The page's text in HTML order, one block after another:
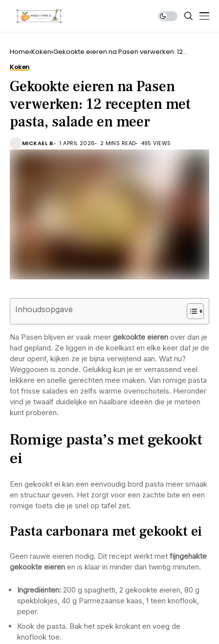
Home Koken Gekookte eieren na Pasen verwerken: 12
Koken
Gekookte eieren na Pasen
verwerken: 12 recepten met
pasta, salade en meer
MICKAEL B. 1 APRIL 2026 2 MINS READ 495 VIEWS
Inhoudsopgave
Na Pasen blijven er vaak meer gekookte eieren over dan je
had gepland. Ze liggen in de koelkast en elke keer dat je de
deur opent, kijken ze je bijna verwijtend aan. Wat nu?
Weggooien is zonde. Gelukkig kun je er verrassend veel
lekkere en snelle gerechten mee maken. Van romige pasta
tot frisse salades en zelfs warme ovenschotels. Hieronder
vind je twaalf duidelijke en haalbare ideeën die je meteen
kunt proberen.
Romige pasta’s met gekookt
ei
Een gekookt ei kan een eenvoudig bord pasta meer smaak
en structuur geven. Het zorgt voor een zachte bite en een
romige toets die je snel op tafel zet.
Pasta carbonara met gekookt ei
Geen rauwe eieren nodig. Dit recept werkt met fijngehakte
gekookte eieren en is klaar in minder dan twintig minuten.
Ingrediënten: 200 g spaghetti, 2 gekookte eieren, 80 g
spekblokjes, 40 g Parmezaanse kaas, 1 teen knoflook,
peper.
Kook de pasta. Bak het spek krokant en voeg de
knoflook toe.